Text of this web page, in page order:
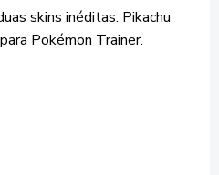
skins inéditas: Pikachu
Pokémon Trainer.